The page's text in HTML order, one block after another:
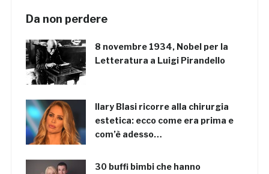
Da non perdere
8 novembre 1934, Nobel per la
Letteratura a Luigi Pirandello
Ilary Blasi ricorre alla chirurgia
estetica: ecco come era prima e
com’è adesso…
30 buffi bimbi che hanno